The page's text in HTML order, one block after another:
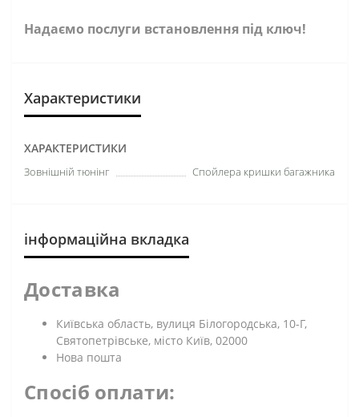
Надаємо послуги встановлення під ключ!
Характеристики
ХАРАКТЕРИСТИКИ
Зовнішній тюнінг Спойлера кришки багажника
інформаційна вкладка
Доставка
Київська область, вулиця Білогородська, 10-Г,
Святопетрівське, місто Київ, 02000
Нова пошта
Спосіб оплати: